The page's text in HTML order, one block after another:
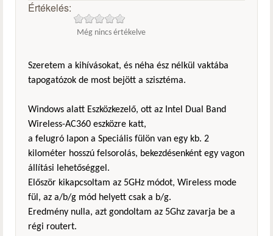
Értékelés:
Még nincs értékelve
Szeretem a kihívásokat, és néha ész nélkül vaktába
tapogatózok de most bejött a szisztéma.
Windows alatt Eszközkezelő, ott az Intel Dual Band
Wireless-AC360 eszközre katt,
a felugró lapon a Speciális fülön van egy kb. 2
kilométer hosszú felsorolás, bekezdésenként egy vagon
állítási lehetőséggel.
Először kikapcsoltam az 5GHz módot, Wireless mode
fül, az a/b/g mód helyett csak a b/g.
Eredmény nulla, azt gondoltam az 5Ghz zavarja be a
régi routert.